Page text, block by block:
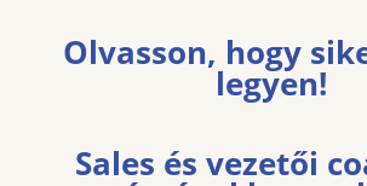
Olvasson, hogy
legyen!
Sales és vezetői